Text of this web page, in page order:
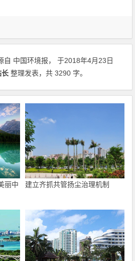
自 中国环境报， 于2018年4月23日
长 整理发表，共 3290 字。
丽中
建立齐抓共管扬尘治理机制